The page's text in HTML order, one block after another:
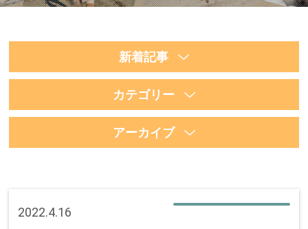
新着記事
カテゴリー
アーカイブ
2022.4.16